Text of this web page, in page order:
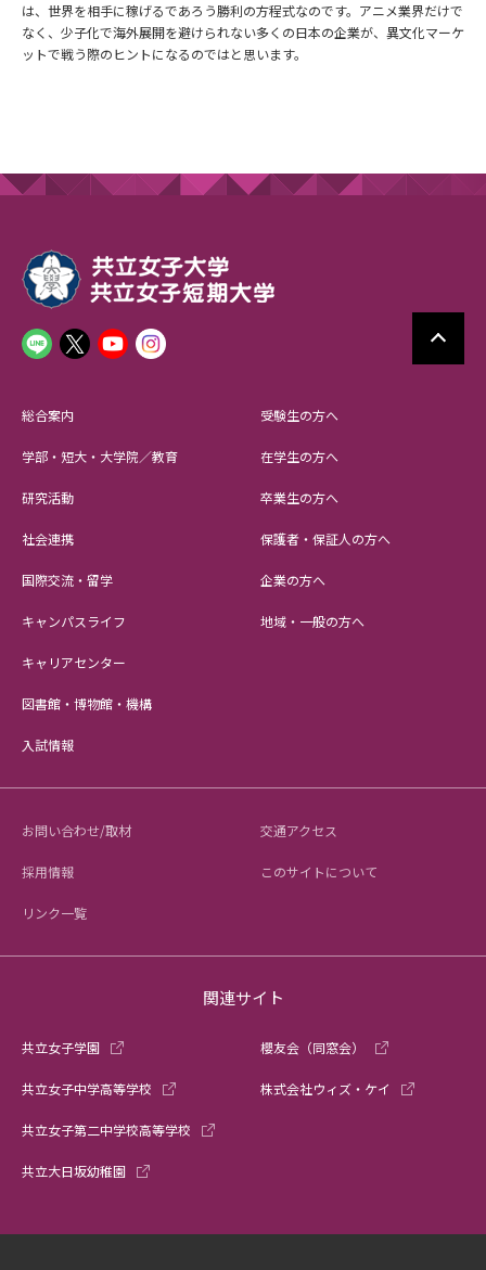
は、世界を相手に稼げるであろう勝利の方程式なのです。アニメ業界だけで
なく、少子化で海外展開を避けられない多くの日本の企業が、異文化マーケ
ットで戦う際のヒントになるのではと思います。
総合案内
学部・短大・大学院／教育
研究活動
社会連携
国際交流・留学
キャンパスライフ
キャリアセンター
図書館・博物館・機構
入試情報
受験生の方へ
在学生の方へ
卒業生の方へ
保護者・保証人の方へ
企業の方へ
地域・一般の方へ
お問い合わせ/取材 交通アクセス
採用情報 このサイトについて
リンク一覧
関連サイト
共立女子学園
共立女子中学高等学校
共立女子第二中学校高等学校
共立大日坂幼稚園
櫻友会（同窓会）
株式会社ウィズ・ケイ